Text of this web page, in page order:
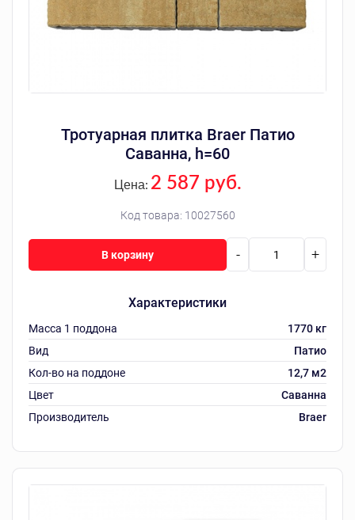
Тротуарная плитка Braer Патио
Саванна, h=60
Код товара: 10027560
Цена: 2 587 руб.
Характеристики
Масса 1 поддона
1770 кг
Вид
Патио
Кол-во на поддоне
12,7 м2
Цвет
Саванна
Производитель
Braer
- +
В корзину